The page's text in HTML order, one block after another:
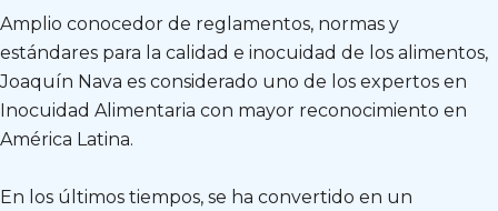
Amplio conocedor de reglamentos, normas y
estándares para la calidad e inocuidad de los alimentos,
Joaquín Nava es considerado uno de los expertos en
Inocuidad Alimentaria con mayor reconocimiento en
América Latina.
En los últimos tiempos, se ha convertido en un